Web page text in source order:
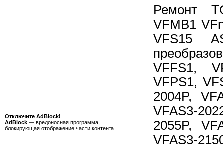
Отключите AdBlock!
AdBlock — вредоносная программа,
блокирующая отображение части контента.
Ремонт
VFMB1
VFS15
VFFS1,
VFPS1,
2004P,
VFAS3-
2055P,
VFAS3-